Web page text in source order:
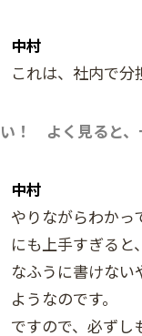
中村
これは、社内で分
！ よく見ると、
中村
やりながらわかっ
にも上手すぎると
なふうに書けない
ようなのです。
ですので、必ずし